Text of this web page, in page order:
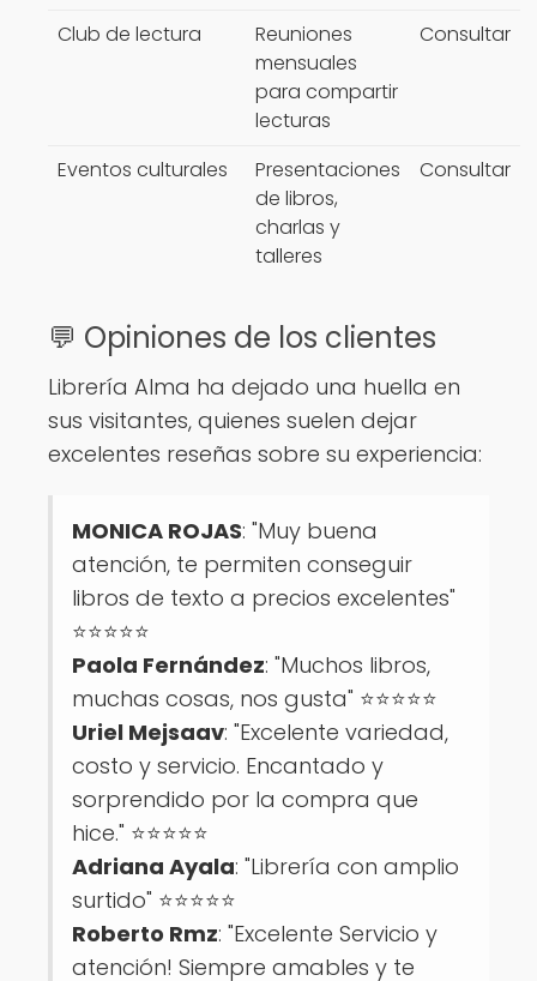
Club de lectura
Reuniones
mensuales
para compartir
lecturas
Consultar
Eventos culturales
Presentaciones
de libros,
charlas y
talleres
Consultar
💬 Opiniones de los clientes
Librería Alma ha dejado una huella en
sus visitantes, quienes suelen dejar
excelentes reseñas sobre su experiencia:
MONICA ROJAS: "Muy buena
atención, te permiten conseguir
libros de texto a precios excelentes"
⭐⭐⭐⭐⭐
Paola Fernández: "Muchos libros,
muchas cosas, nos gusta" ⭐⭐⭐⭐⭐
Uriel Mejsaav: "Excelente variedad,
costo y servicio. Encantado y
sorprendido por la compra que
hice." ⭐⭐⭐⭐⭐
Adriana Ayala: "Librería con amplio
surtido" ⭐⭐⭐⭐⭐
Roberto Rmz: "Excelente Servicio y
atención! Siempre amables y te